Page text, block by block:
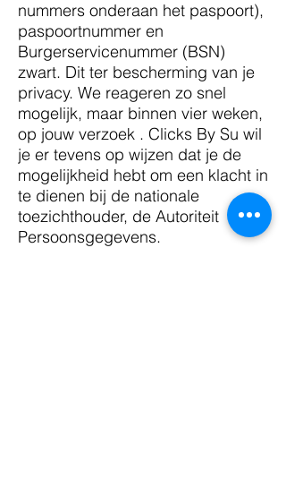
nummers onderaan het paspoort),
paspoortnummer en
Burgerservicenummer (BSN)
zwart. Dit ter bescherming van je
privacy. We reageren zo snel
mogelijk, maar binnen vier weken,
op jouw verzoek . Clicks By Su wil
je er tevens op wijzen dat je de
mogelijkheid hebt om een klacht in
te dienen bij de nationale
toezichthouder, de Autoriteit
Persoonsgegevens.